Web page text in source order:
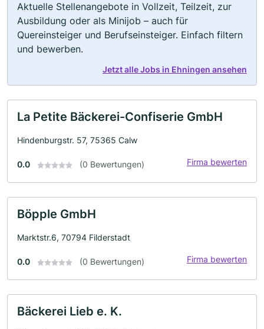
Aktuelle Stellenangebote in Vollzeit, Teilzeit, zur
Ausbildung oder als Minijob – auch für
Quereinsteiger und Berufseinsteiger. Einfach filtern
und bewerben.
Jetzt alle Jobs in Ehningen ansehen
La Petite Bäckerei-Confiserie GmbH
Hindenburgstr. 57, 75365 Calw
0.0 (0 Bewertungen) Firma bewerten
Böpple GmbH
Marktstr.6, 70794 Filderstadt
0.0 (0 Bewertungen) Firma bewerten
Bäckerei Lieb e. K.